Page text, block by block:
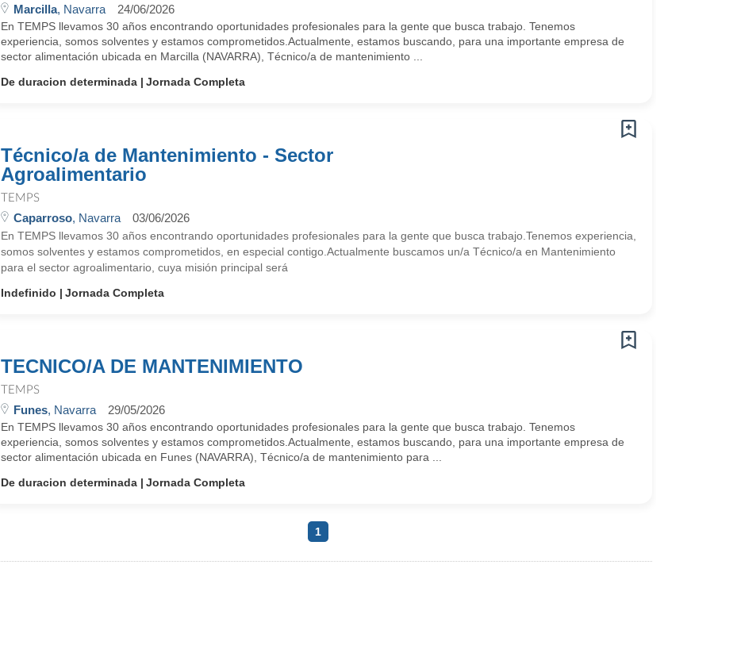
Marcilla, Navarra 24/06/2026
En TEMPS llevamos 30 años encontrando oportunidades profesionales para la gente que busca trabajo. Tenemos
experiencia, somos solventes y estamos comprometidos.Actualmente, estamos buscando, para una importante empresa de
sector alimentación ubicada en Marcilla (NAVARRA), Técnico/a de mantenimiento ...
De duracion determinada
Jornada Completa
Técnico/a de Mantenimiento - Sector
Agroalimentario
TEMPS
Caparroso, Navarra 03/06/2026
En TEMPS llevamos 30 años encontrando oportunidades profesionales para la gente que busca trabajo.Tenemos experiencia,
somos solventes y estamos comprometidos, en especial contigo.Actualmente buscamos un/a Técnico/a en Mantenimiento
para el sector agroalimentario, cuya misión principal será
Indefinido
Jornada Completa
TECNICO/A DE MANTENIMIENTO
TEMPS
Funes, Navarra 29/05/2026
En TEMPS llevamos 30 años encontrando oportunidades profesionales para la gente que busca trabajo. Tenemos
experiencia, somos solventes y estamos comprometidos.Actualmente, estamos buscando, para una importante empresa de
sector alimentación ubicada en Funes (NAVARRA), Técnico/a de mantenimiento para ...
De duracion determinada
Jornada Completa
1